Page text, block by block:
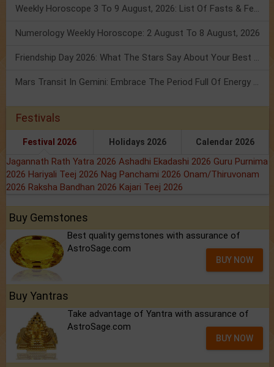
Weekly Horoscope 3 To 9 August, 2026: List Of Fasts & Festivals
Numerology Weekly Horoscope: 2 August To 8 August, 2026
Friendship Day 2026: What The Stars Say About Your Best Friend!
Mars Transit In Gemini: Embrace The Period Full Of Energy & Intelligence
Festivals
Festival 2026 Holidays 2026 Calendar 2026
Jagannath Rath Yatra 2026 Ashadhi Ekadashi 2026 Guru Purnima
2026 Hariyali Teej 2026 Nag Panchami 2026 Onam/Thiruvonam
2026 Raksha Bandhan 2026 Kajari Teej 2026
Buy Gemstones
Best quality gemstones with assurance of
AstroSage.com
BUY NOW
Buy Yantras
Take advantage of Yantra with assurance of
AstroSage.com
BUY NOW